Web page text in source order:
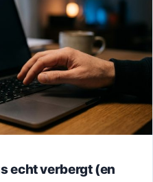
echt verbergt (en